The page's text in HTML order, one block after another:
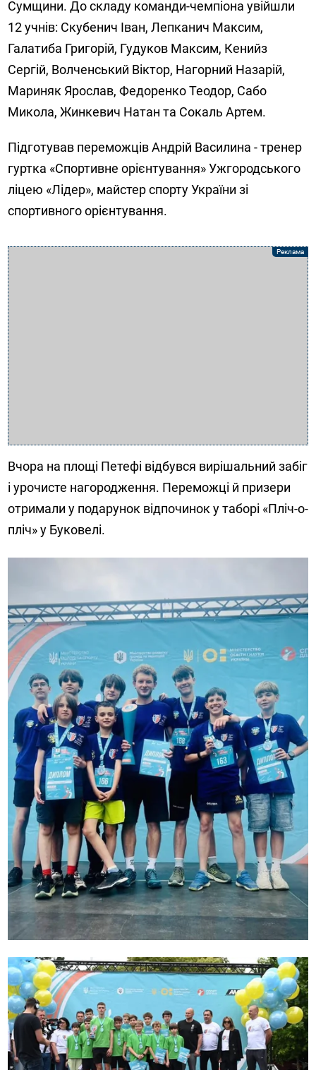
Сумщини. До складу команди-чемпіона увійшли
12 учнів: Скубенич Іван, Лепканич Максим,
Галатиба Григорій, Гудуков Максим, Кенийз
Сергій, Волченський Віктор, Нагорний Назарій,
Мариняк Ярослав, Федоренко Теодор, Сабо
Микола, Жинкевич Натан та Сокаль Артем.
Підготував переможців Андрій Василина - тренер
гуртка «Спортивне орієнтування» Ужгородського
ліцею «Лідер», майстер спорту України зі
спортивного орієнтування.
Вчора на площі Петефі відбувся вирішальний забіг
і урочисте нагородження. Переможці й призери
отримали у подарунок відпочинок у таборі «Пліч-о-
пліч» у Буковелі.